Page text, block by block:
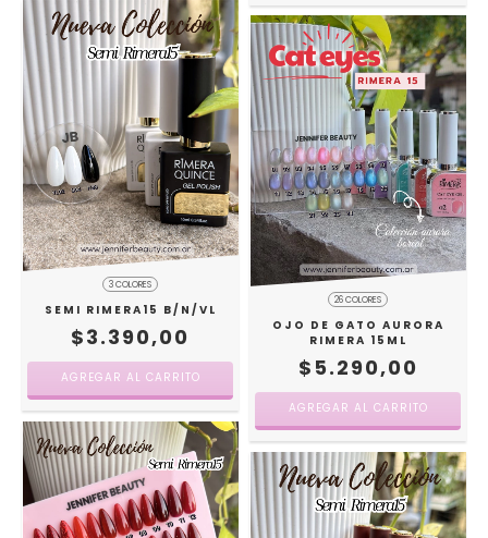
3 COLORES
SEMI RIMERA15 B/N/VL
$3.390,00
AGREGAR AL CARRITO
26 COLORES
OJO DE GATO AURORA
RIMERA 15ML
$5.290,00
AGREGAR AL CARRITO